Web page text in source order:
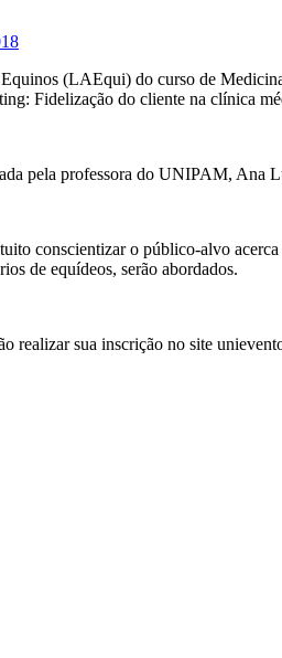
(LAEqui) do curso de
Fidelização do cliente na clínica
pela professora do UNIPAM, Ana
conscientizar o público-alvo
de equídeos, serão abordados.
realizar sua inscrição no site